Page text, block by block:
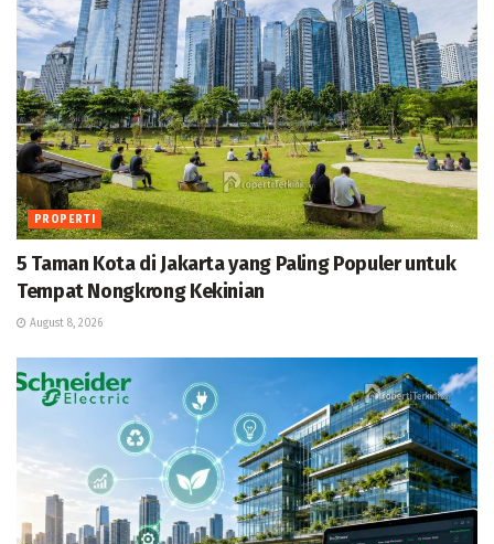
PROPERTI
5 Taman Kota di Jakarta yang Paling Populer untuk
Tempat Nongkrong Kekinian
August 8, 2026